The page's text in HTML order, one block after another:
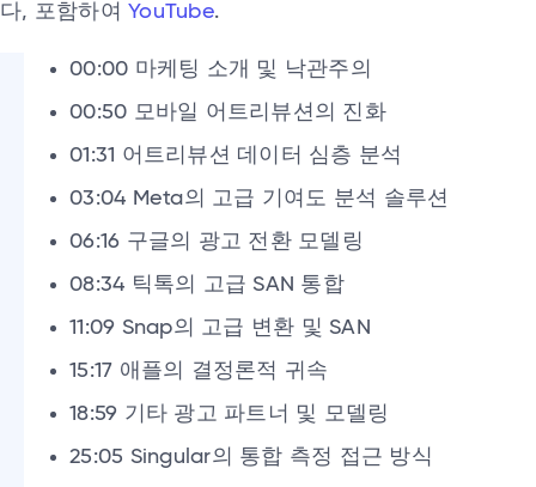
다, 포함하여 YouTube.
00:00 마케팅 소개 및 낙관주의
00:50 모바일 어트리뷰션의 진화
01:31 어트리뷰션 데이터 심층 분석
03:04 Meta의 고급 기여도 분석 솔루션
06:16 구글의 광고 전환 모델링
08:34 틱톡의 고급 SAN 통합
11:09 Snap의 고급 변환 및 SAN
15:17 애플의 결정론적 귀속
18:59 기타 광고 파트너 및 모델링
25:05 Singular의 통합 측정 접근 방식